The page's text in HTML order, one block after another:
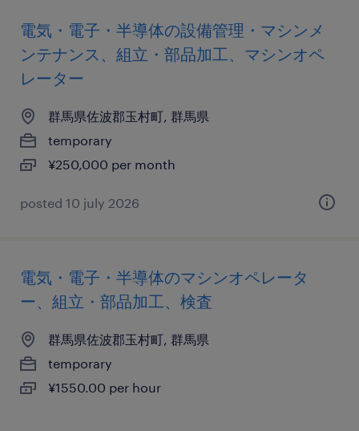
電気・電子・半導体の設備管理・マシンメ
ンテナンス、組立・部品加工、マシンオペ
レーター
群馬県佐波郡玉村町, 群馬県
temporary
¥250,000 per month
posted 10 july 2026
電気・電子・半導体のマシンオペレータ
ー、組立・部品加工、検査
群馬県佐波郡玉村町, 群馬県
temporary
¥1550.00 per hour